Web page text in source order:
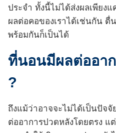
ประจำ ทั้งนี้ไม่ได้ส่งผลเพียง
ผลต่อคอของเราได้เช่นกัน
พร้อมกันก็เป็นได้
ที่นอนมีผลต่ออา
?
ถึงแม้ว่าอาจจะไม่ได้เป็นปัจ
ต่ออาการปวดหลังโดยตรง แ